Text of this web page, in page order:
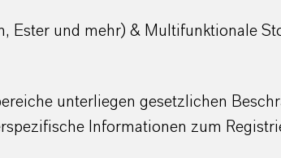
Ester und mehr) & Multifunktionale
unterliegen gesetzlichen
Informationen zum